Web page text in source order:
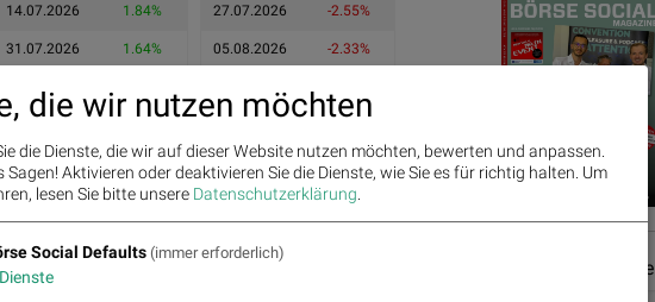
14.07.2026 1.84%
31.07.2026 1.64%
27.07.2026 -2.55%
05.08.2026 -2.33%
Geschäftsberichte
die wir nutzen möchten
die Dienste, die wir auf dieser Website nutzen möchten, bewerten und anpassen.
Sagen! Aktivieren oder deaktivieren Sie die Dienste, wie Sie es für richtig halten. Um
lesen Sie bitte unsere Datenschutzerklärung
Social Defaults (immer erforderlich)
Dienste